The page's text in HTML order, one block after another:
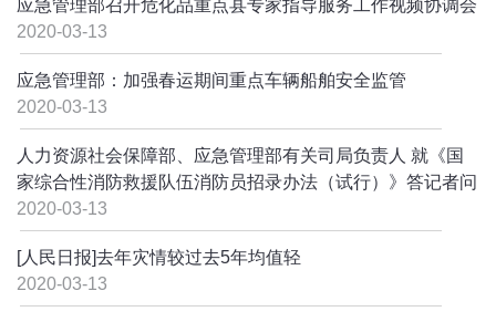
应急管理部召开危化品重点县专家指导服务工作视频协调会
2020-03-13
应急管理部：加强春运期间重点车辆船舶安全监管
2020-03-13
人力资源社会保障部、应急管理部有关司局负责人 就《国
家综合性消防救援队伍消防员招录办法（试行）》答记者问
2020-03-13
[人民日报]去年灾情较过去5年均值轻
2020-03-13